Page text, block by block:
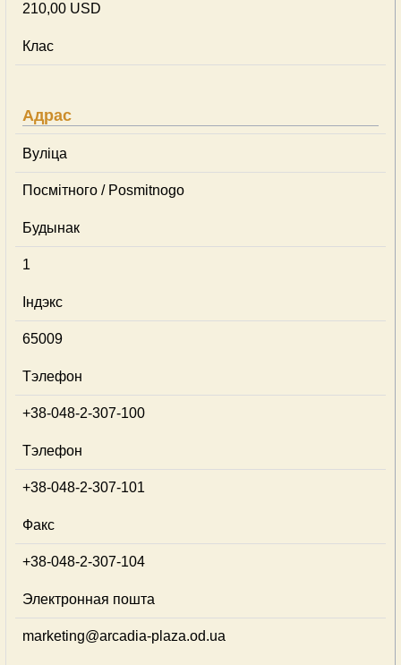
210,00 USD
Клас
Адрас
Вуліца
Посмітного / Posmitnogo
Будынак
1
Індэкс
65009
Тэлефон
+38-048-2-307-100
Тэлефон
+38-048-2-307-101
Факс
+38-048-2-307-104
Электронная пошта
marketing@arcadia-plaza.od.ua